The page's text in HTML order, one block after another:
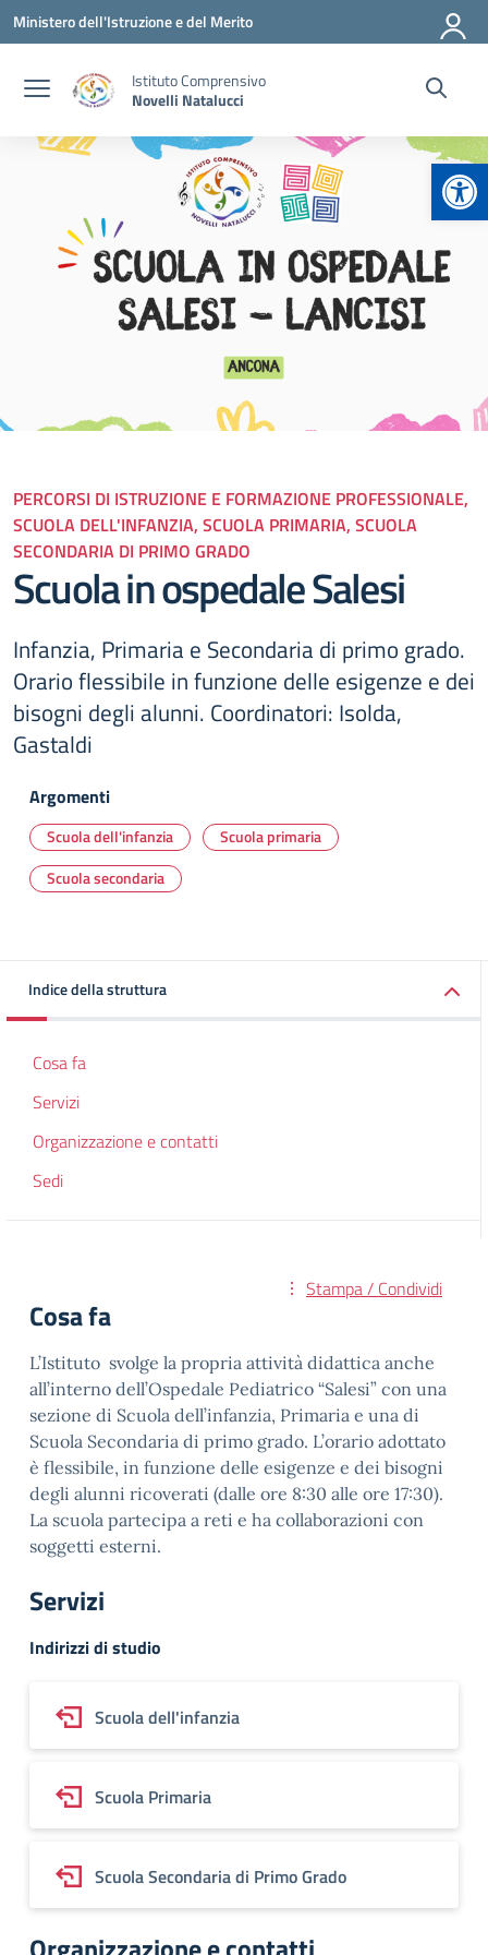
Vai ai contenuti
Vai al menu di navigazione
Vai al footer
Ministero dell'Istruzione e del Merito
Istituto Comprensivo
Novelli Natalucci
PERCORSI DI ISTRUZIONE E FORMAZIONE PROFESSIONALE,
SCUOLA DELL'INFANZIA, SCUOLA PRIMARIA, SCUOLA
SECONDARIA DI PRIMO GRADO
Scuola in ospedale Salesi
Infanzia, Primaria e Secondaria di primo grado.
Orario flessibile in funzione delle esigenze e dei
bisogni degli alunni. Coordinatori: Isolda,
Gastaldi
Argomenti
Scuola dell'infanzia
Scuola primaria
Scuola secondaria
Indice della struttura
Cosa fa
Servizi
Organizzazione e contatti
Sedi
Stampa / Condividi
Cosa fa
L’Istituto svolge la propria attività didattica anche
all’interno dell’Ospedale Pediatrico “Salesi” con una
sezione di Scuola dell’infanzia, Primaria e una di
Scuola Secondaria di primo grado. L’orario adottato
è flessibile, in funzione delle esigenze e dei bisogni
degli alunni ricoverati (dalle ore 8:30 alle ore 17:30).
La scuola partecipa a reti e ha collaborazioni con
soggetti esterni.
Servizi
Indirizzi di studio
Scuola dell'infanzia
Scuola Primaria
Scuola Secondaria di Primo Grado